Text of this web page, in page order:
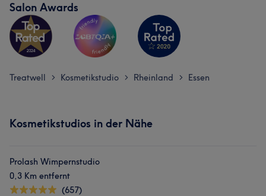
Salon Awards
Treatwell > Kosmetikstudio > Rheinland > Essen
Kosmetikstudios in der Nähe
Prolash Wimpernstudio
0,3 Km entfernt
(657)